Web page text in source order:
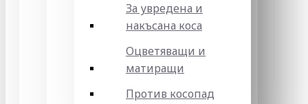
За увредена и
накъсана коса
Оцветяващи и
матиращи
Против косопад